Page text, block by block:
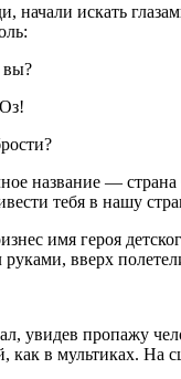
начали искать
вы?
название — страна
тебя в нашу
имя героя
вверх
увидев пропажу
как в мультиках. На